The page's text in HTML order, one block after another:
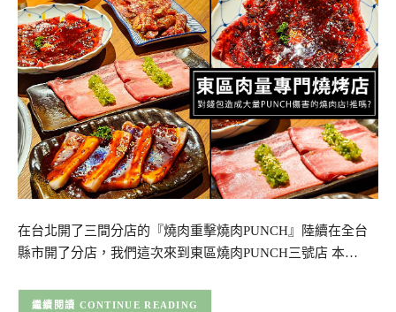
在台北開了三間分店的『燒肉重擊燒肉PUNCH』陸續在全台
縣市開了分店，我們這次來到東區燒肉PUNCH三號店 本…
CONTINUE READING